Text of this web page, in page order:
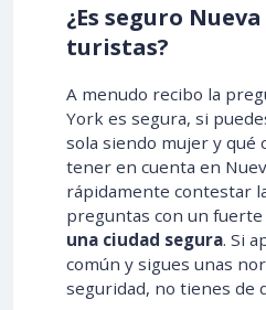
¿Es seguro
turistas?
A menudo recibo la
York es segura, si
sola siendo mujer y qué
tener en cuenta en
rápidamente contestar
preguntas con un fuerte
una ciudad segura. Si
común y sigues unas
seguridad, no tienes de